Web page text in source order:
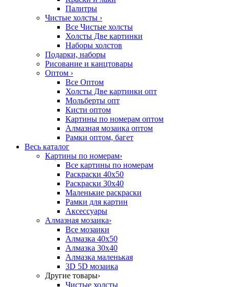
Палитры
Чистые холсты ›
Все Чистые холсты
Холсты Две картинки
Наборы холстов
Подарки, наборы
Рисование и канцтовары
Оптом ›
Все Оптом
Холсты Две картинки опт
Мольберты опт
Кисти оптом
Картины по номерам оптом
Алмазная мозаика оптом
Рамки оптом, багет
Весь каталог
Картины по номерам›
Все картины по номерам
Раскраски 40х50
Раскраски 30х40
Маленькие раскраски
Рамки для картин
Аксессуары
Алмазная мозаика›
Все мозаики
Алмазка 40х50
Алмазка 30х40
Алмазка маленькая
3D 5D мозаика
Другие товары›
Чистые холсты